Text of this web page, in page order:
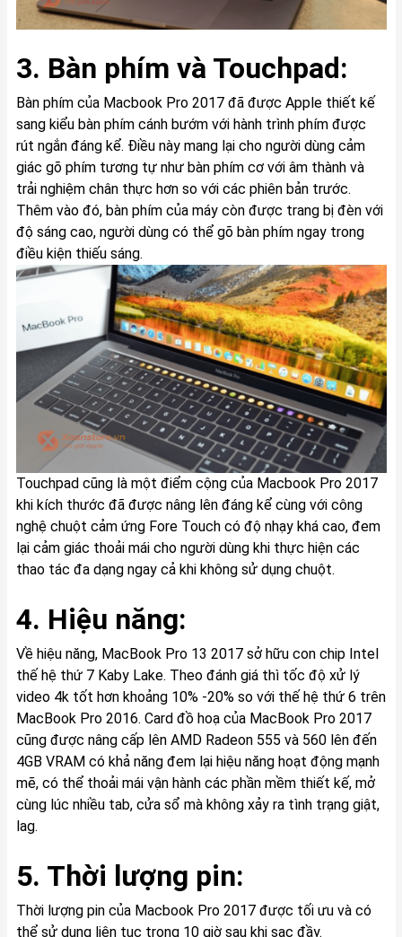
3. Bàn phím và Touchpad:
Bàn phím của Macbook Pro 2017 đã được Apple thiết kế
sang kiểu bàn phím cánh bướm với hành trình phím được
rút ngắn đáng kể. Điều này mang lại cho người dùng cảm
giác gõ phím tương tự như bàn phím cơ với âm thành và
trải nghiệm chân thực hơn so với các phiên bản trước.
Thêm vào đó, bàn phím của máy còn được trang bị đèn với
độ sáng cao, người dùng có thể gõ bàn phím ngay trong
điều kiện thiếu sáng.
Touchpad cũng là một điểm cộng của Macbook Pro 2017
khi kích thước đã được nâng lên đáng kể cùng với công
nghệ chuột cảm ứng Fore Touch có độ nhạy khá cao, đem
lại cảm giác thoải mái cho người dùng khi thực hiện các
thao tác đa dạng ngay cả khi không sử dụng chuột.
4. Hiệu năng:
Về hiệu năng, MacBook Pro 13 2017 sở hữu con chip Intel
thế hệ thứ 7 Kaby Lake. Theo đánh giá thì tốc độ xử lý
video 4k tốt hơn khoảng 10% -20% so với thế hệ thứ 6 trên
MacBook Pro 2016. Card đồ hoạ của MacBook Pro 2017
cũng được nâng cấp lên AMD Radeon 555 và 560 lên đến
4GB VRAM có khả năng đem lại hiệu năng hoạt động mạnh
mẽ, có thể thoải mái vận hành các phần mềm thiết kế, mở
cùng lúc nhiều tab, cửa sổ mà không xảy ra tình trạng giật,
lag.
5. Thời lượng pin:
Thời lượng pin của Macbook Pro 2017 được tối ưu và có
thể sử dụng liên tục trong 10 giờ sau khi sạc đầy.